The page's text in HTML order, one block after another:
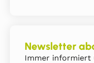
Newsletter
Immer informiert